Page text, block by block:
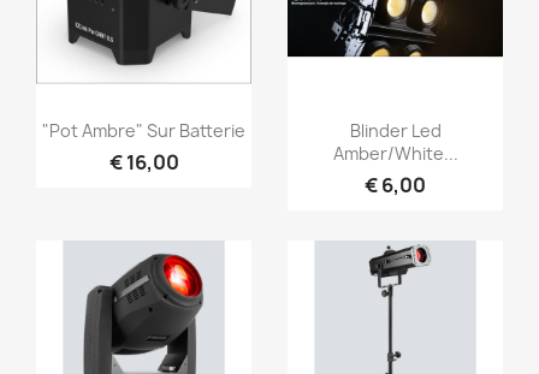
Snel bekijken
"Pot Ambre" Sur Batterie
€ 16,00
Snel bekijken
Blinder Led
Amber/White...
€ 6,00